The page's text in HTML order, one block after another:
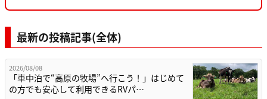
最新の投稿記事(全体)
2026/08/08
「車中泊で“高原の牧場”へ行こう！」はじめて
の方でも安心して利用できるRVパ…